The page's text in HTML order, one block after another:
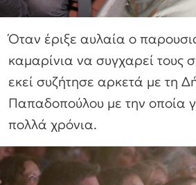
Όταν έριξε αυλαία ο
καμαρίνια να συγχαρεί τους
εκεί συζήτησε αρκετά με τη
Παπαδοπούλου με την οποία
πολλά χρόνια.